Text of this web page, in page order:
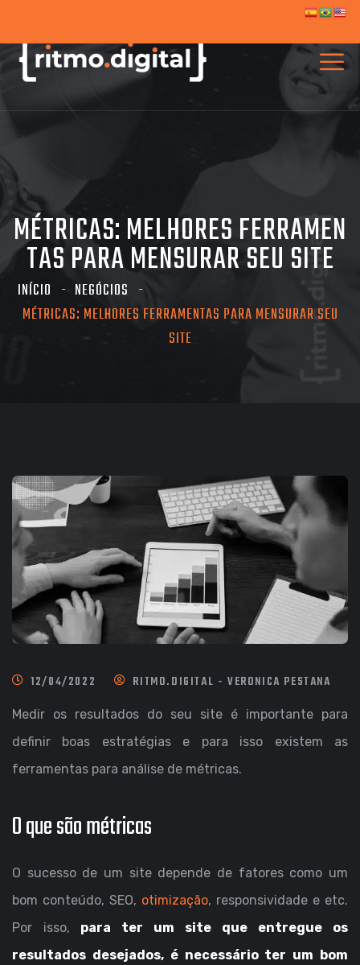
MÉTRICAS: MELHORES FERRAMEN
TAS PARA MENSURAR SEU SITE
INÍCIO
NEGÓCIOS
MÉTRICAS: MELHORES FERRAMENTAS PARA MENSURAR SEU
SITE
12/04/2022 RITMO.DIGITAL - VERONICA PESTANA
Medir os resultados do seu site é importante para
definir boas estratégias e para isso existem as
ferramentas para análise de métricas.
O que são métricas
O sucesso de um site depende de fatores como um
bom conteúdo, SEO, otimização, responsividade e etc.
Por isso, para ter um site que entregue os
resultados desejados, é necessário ter um bom